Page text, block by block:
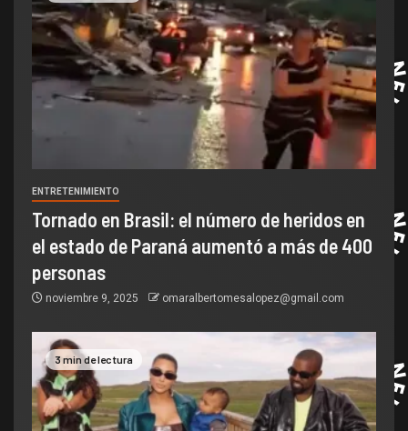
ENTRETENIMIENTO
Tornado en Brasil: el número de heridos en
el estado de Paraná aumentó a más de 400
personas
noviembre 9, 2025 omaralbertomesalopez@gmail.com
3 min de lectura